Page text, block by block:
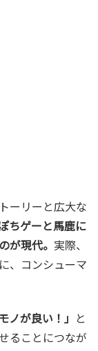
ーリーと広大な
ちゲーと馬鹿に
が現代。 実際、
、コンシューマ
ノが良い！」 と
ることにつなが